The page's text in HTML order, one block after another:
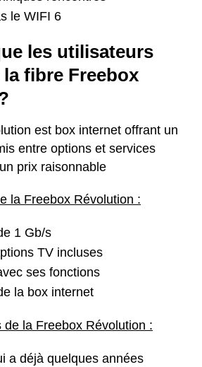
le WIFI 6
les utilisateurs
fibre Freebox
est box internet offrant un
entre options et services
prix raisonnable
la Freebox Révolution :
1 Gb/s
TV incluses
ses fonctions
la box internet
de la Freebox Révolution :
a déjà quelques années